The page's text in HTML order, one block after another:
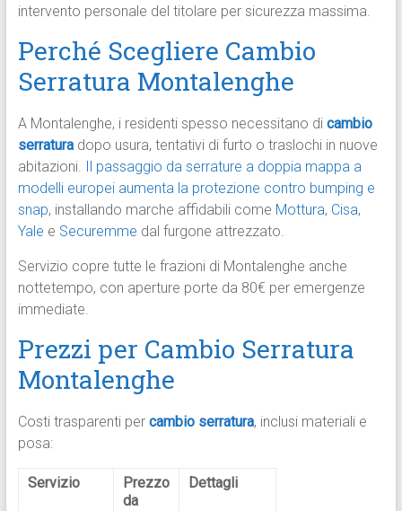
intervento personale del titolare per sicurezza massima.​
Perché Scegliere Cambio
Serratura Montalenghe
A Montalenghe, i residenti spesso necessitano di cambio
serratura dopo usura, tentativi di furto o traslochi in nuove
abitazioni.
Il passaggio da serrature a doppia mappa a
modelli europei aumenta la protezione contro bumping e
snap, installando marche affidabili come Mottura, Cisa,
Yale e Securemme dal furgone attrezzato.​
Servizio copre tutte le frazioni di Montalenghe anche
nottetempo, con aperture porte da 80€ per emergenze
immediate.​
Prezzi per Cambio Serratura
Montalenghe
Costi trasparenti per cambio serratura, inclusi materiali e
posa:
Servizio
Prezzo
da
Dettagli